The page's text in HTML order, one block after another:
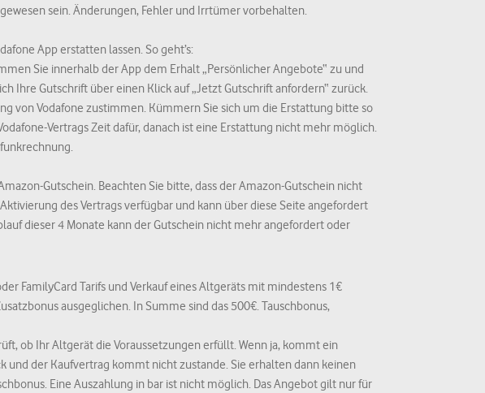
zu unseren Partnern finden Sie in den
sein. Änderungen, Fehler und Irrtümer vorbehalten.
App erstatten lassen. So geht’s:
Sie innerhalb der App dem Erhalt „Persönlicher Angebote“ zu und
Ihre Gutschrift über einen Klick auf „Jetzt Gutschrift anfordern“ zurück.
von Vodafone zustimmen. Kümmern Sie sich um die Erstattung bitte so
Vertrags Zeit dafür, danach ist eine Erstattung nicht mehr möglich.
Gutschein. Beachten Sie bitte, dass der Amazon-Gutschein nicht
des Vertrags verfügbar und kann über diese Seite angefordert
dieser 4 Monate kann der Gutschein nicht mehr angefordert oder
FamilyCard Tarifs und Verkauf eines Altgeräts mit mindestens 1€
ausgeglichen. In Summe sind das 500€. Tauschbonus,
ob Ihr Altgerät die Voraussetzungen erfüllt. Wenn ja, kommt ein
und der Kaufvertrag kommt nicht zustande. Sie erhalten dann keinen
Eine Auszahlung in bar ist nicht möglich. Das Angebot gilt nur für